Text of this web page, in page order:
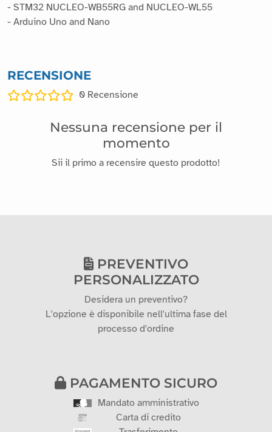
- STM32 NUCLEO-WB55RG and NUCLEO-WL55
- Arduino Uno and Nano
RECENSIONE
0 Recensione
Nessuna recensione per il
momento
Sii il primo a recensire questo prodotto!
PREVENTIVO
PERSONALIZZATO
Desidera un preventivo?
L'opzione è disponibile nell'ultima fase del
processo d'ordine
PAGAMENTO SICURO
Mandato amministrativo
Carta di credito